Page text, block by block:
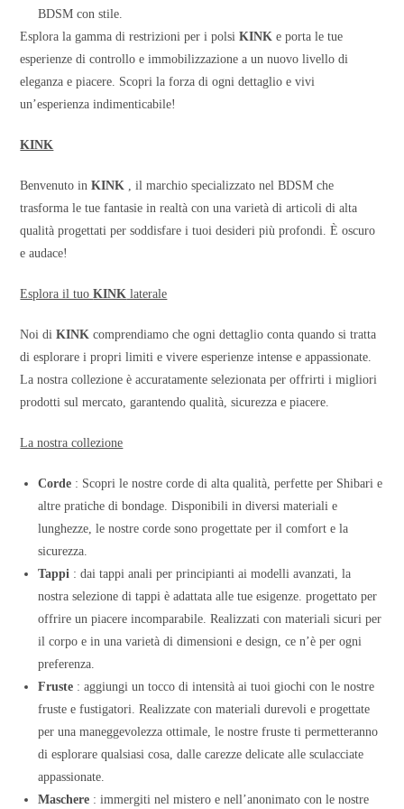
BDSM con stile.
Esplora la gamma di restrizioni per i polsiKINK e porta le tue
esperienze di controllo e immobilizzazione a un nuovo livello di
eleganza e piacere. Scopri la forza di ogni dettaglio e vivi
un’esperienza indimenticabile!
KINK
Benvenuto inKINK , il marchio specializzato nel BDSM che
trasforma le tue fantasie in realtà con una varietà di articoli di alta
qualità progettati per soddisfare i tuoi desideri più profondi. È oscuro
e audace!
Esplora il tuoKINK laterale
Noi diKINK comprendiamo che ogni dettaglio conta quando si tratta
di esplorare i propri limiti e vivere esperienze intense e appassionate.
La nostra collezione è accuratamente selezionata per offrirti i migliori
prodotti sul mercato, garantendo qualità, sicurezza e piacere.
La nostra collezione
Corde : Scopri le nostre corde di alta qualità, perfette per Shibari e
altre pratiche di bondage. Disponibili in diversi materiali e
lunghezze, le nostre corde sono progettate per il comfort e la
sicurezza.
Tappi : dai tappi anali per principianti ai modelli avanzati, la
nostra selezione di tappi è adattata alle tue esigenze. progettato per
offrire un piacere incomparabile. Realizzati con materiali sicuri per
il corpo e in una varietà di dimensioni e design, ce n’è per ogni
preferenza.
Fruste : aggiungi un tocco di intensità ai tuoi giochi con le nostre
fruste e fustigatori. Realizzate con materiali durevoli e progettate
per una maneggevolezza ottimale, le nostre fruste ti permetteranno
di esplorare qualsiasi cosa, dalle carezze delicate alle sculacciate
appassionate.
Maschere : immergiti nel mistero e nell’anonimato con le nostre